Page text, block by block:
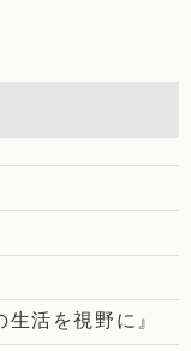
生活を視野に』